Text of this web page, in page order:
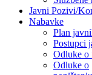
Javni Pozivi/
Nabavke
Plan
Postupci
Odluke o
Odluke o